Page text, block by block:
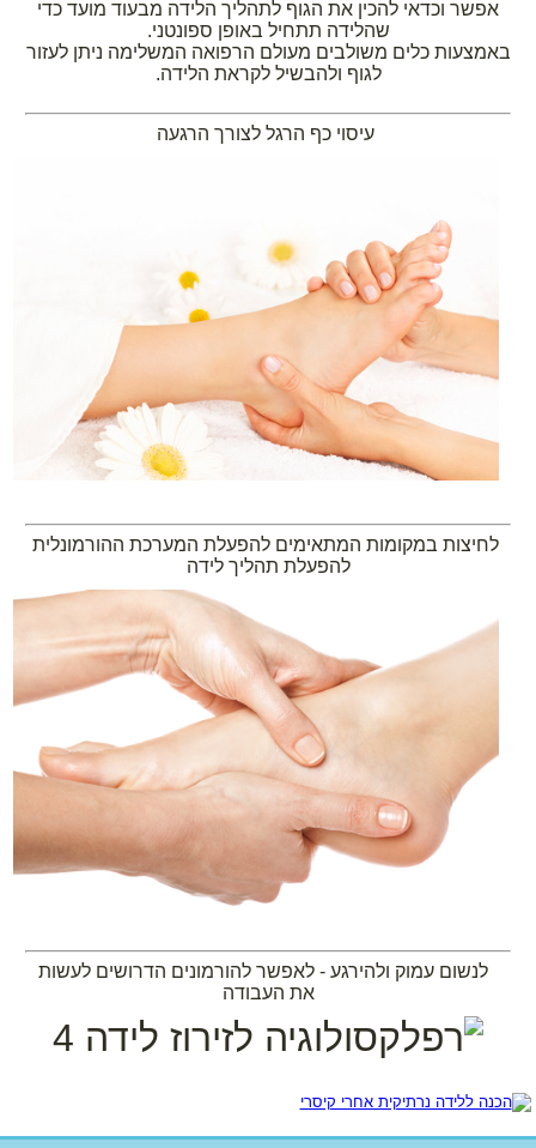
אפשר וכדאי להכין את הגוף לתהליך הלידה מבעוד מועד כדי
שהלידה תתחיל באופן ספונטני.
באמצעות כלים משולבים מעולם הרפואה המשלימה ניתן לעזור
לגוף ולהבשיל לקראת הלידה.
עיסוי כף הרגל לצורך הרגעה
לחיצות במקומות המתאימים להפעלת המערכת ההורמונלית
להפעלת תהליך לידה
לנשום עמוק ולהירגע - לאפשר להורמונים הדרושים לעשות
את העבודה